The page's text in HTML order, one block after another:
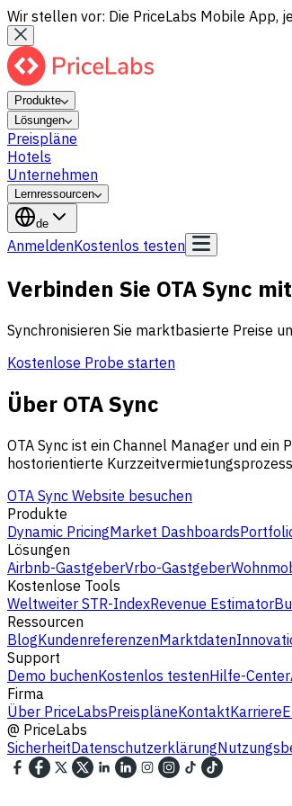
Wir stellen vor: Die PriceLabs Mobile App,
Produkte
Lösungen
Preispläne
Hotels
Unternehmen
Lernressourcen
de
AnmeldenKostenlos testen
Verbinden Sie OTA Sync
Synchronisieren Sie marktbasierte Preise
Kostenlose Probe starten
Über OTA Sync
OTA Sync ist ein Channel Manager und
hostorientierte
OTA Sync Website besuchen
Produkte
Dynamic PricingMarket Dashboards
Lösungen
Airbnb-GastgeberVrbo-Gastgeber
Kostenlose Tools
Weltweiter STR-IndexRevenue Estimator
Ressourcen
BlogKundenreferenzenMarktdaten
Support
Demo buchenKostenlos testenHilfe-Center
Firma
Über PriceLabsPreispläneKontaktKarriere
@ PriceLabs
SicherheitDatenschutzerklärung